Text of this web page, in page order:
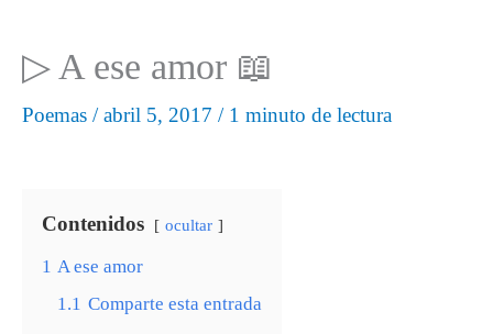
▷ A ese amor 📖
Poemas /abril 5, 2017 / 1 minuto de lectura
Contenidos ocultar
1 A ese amor
1.1 Comparte esta entrada